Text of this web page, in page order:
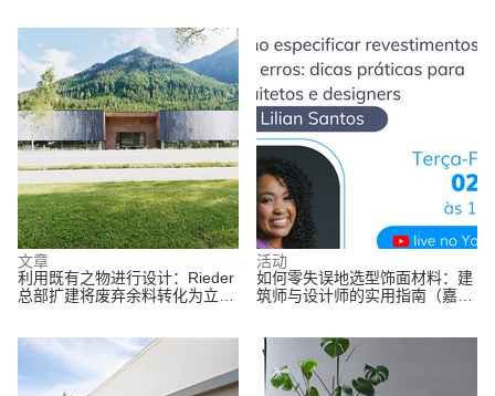
文章
利用既有之物进行设计：Rieder
总部扩建将废弃余料转化为立面
活动
如何零失误地选型饰面材料：建
筑师与设计师的实用指南（嘉